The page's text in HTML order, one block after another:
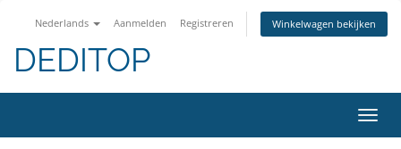
Nederlands Aanmelden Registreren Winkelwagen bekijken
DEDITOP
in-/